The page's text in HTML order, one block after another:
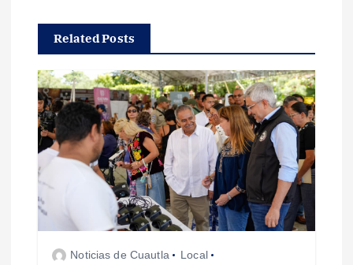
c
ó
n
d
e
Related Posts
Noticias de Cuautla
Local